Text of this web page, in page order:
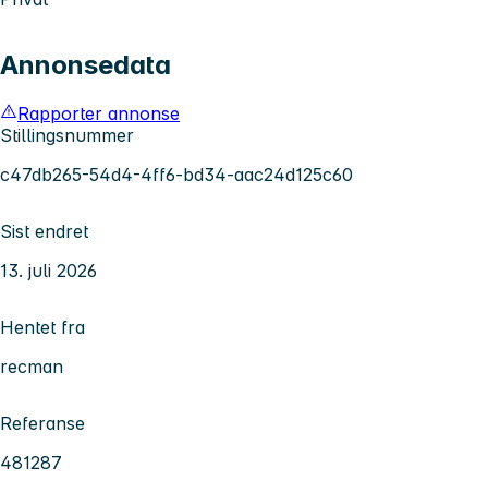
Annonsedata
Rapporter annonse
Stillingsnummer
c47db265-54d4-4ff6-bd34-aac24d125c60
Sist endret
13. juli 2026
Hentet fra
recman
Referanse
481287